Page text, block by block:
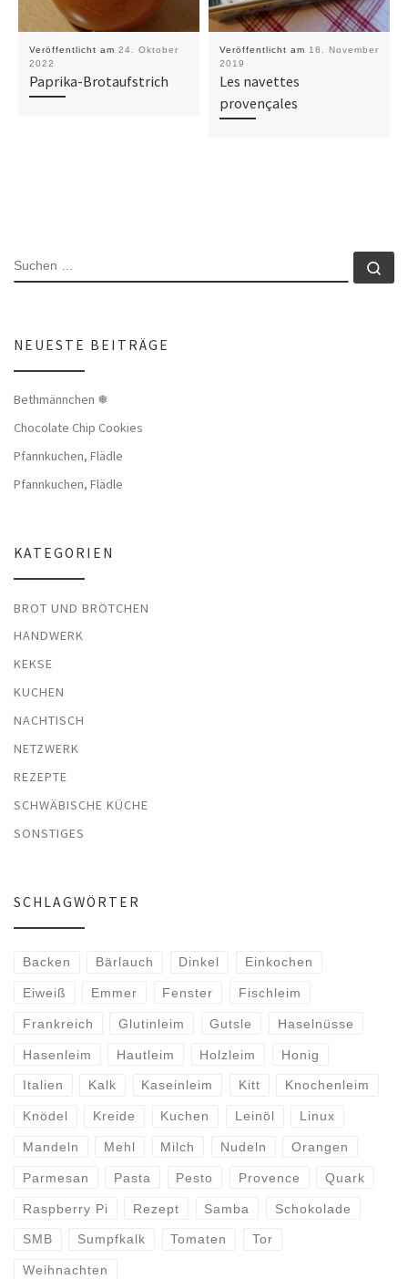
Veröffentlicht am 24. Oktober
2022
Paprika-Brotaufstrich
Veröffentlicht am 18. November
2019
Les navettes
provençales
SUCHE
NEUESTE BEITRÄGE
Bethmännchen ❅
Chocolate Chip Cookies
Pfannkuchen, Flädle
Pfannkuchen, Flädle
KATEGORIEN
BROT UND BRÖTCHEN
HANDWERK
KEKSE
KUCHEN
NACHTISCH
NETZWERK
REZEPTE
SCHWÄBISCHE KÜCHE
SONSTIGES
SCHLAGWÖRTER
Backen Bärlauch Dinkel Einkochen
Eiweiß Emmer Fenster Fischleim
Frankreich Glutinleim Gutsle Haselnüsse
Hasenleim Hautleim Holzleim Honig
Italien Kalk Kaseinleim Kitt Knochenleim
Knödel Kreide Kuchen Leinöl Linux
Mandeln Mehl Milch Nudeln Orangen
Parmesan Pasta Pesto Provence Quark
Raspberry Pi Rezept Samba Schokolade
SMB Sumpfkalk Tomaten Tor
Weihnachten